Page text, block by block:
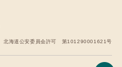
北海道公安委員会許可 第101290001621号